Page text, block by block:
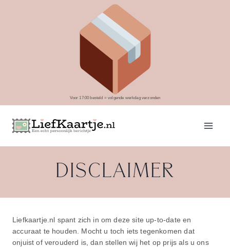
Voor 17:00 besteld = volgende werkdag verzonden
DISCLAIMER
Liefkaartje.nl spant zich in om deze site up-to-date en
accuraat te houden. Mocht u toch iets tegenkomen dat
onjuist of verouderd is, dan stellen wij het op prijs als u ons